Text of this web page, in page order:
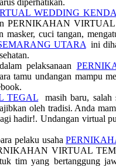
diperhatikan.
WEDDING
PERNIKAHAN
masker, cuci tangan,
UTARA ini
pelaksanaan
tamu undangan mampu
TEGAL masih baru,
oleh tradisi. Anda
hadir!. Undangan virtual
pelaku usaha
VIRTUAL
tim yang bertanggung